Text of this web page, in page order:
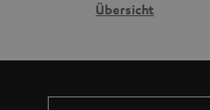
G
r
a
n
t
n
Übersicht